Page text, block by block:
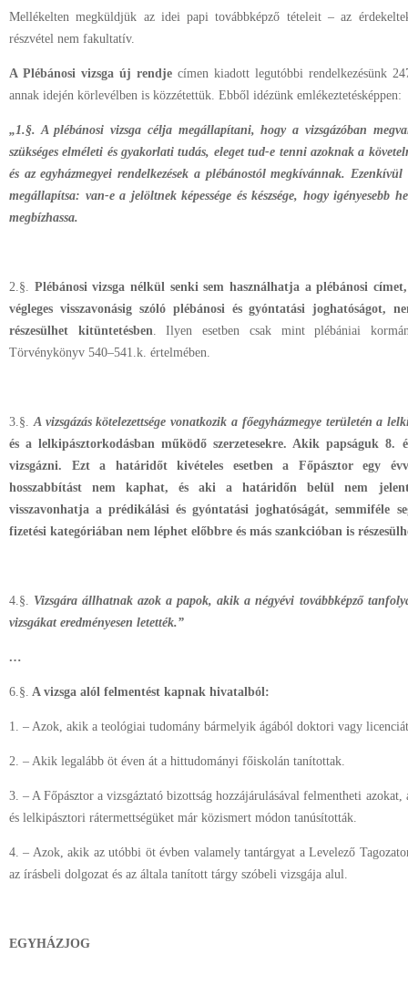
Mellékelten megküldjük az idei papi továbbképző tételeit – az
részvétel nem fakultatív.
A Plébánosi vizsga új rendjecímen kiadott legutóbbi rendelkezésünk
annak idején körlevélben is közzétettük. Ebből idézünk emlékeztetésképpen:
„1.§. A plébánosi vizsga célja megállapítani, hogy a vizsgázóban
szükséges elméleti és gyakorlati tudás, eleget tud-e tenni azoknak a
és az egyházmegyei rendelkezések a plébánostól megkívánnak.
megállapítsa: van-e a jelöltnek képessége és készsége, hogy igényesebb
megbízhassa.
2.§. Plébánosi vizsga nélkül senki sem használhatja a plébánosi
végleges visszavonásig szóló plébánosi és gyóntatási joghatóságot,
részesülhet kitüntetésben. Ilyen esetben csak mint plébániai
Törvénykönyv 540–541.k. értelmében.
3.§.A vizsgázás kötelezettsége vonatkozik a főegyházmegye területén a
és a lelkipásztorkodásban működő szerzetesekre. Akik papságuk 8.
vizsgázni. Ezt a határidőt kivételes esetben a Főpásztor egy
hosszabbítást nem kaphat, és aki a határidőn belül nem
visszavonhatja a prédikálási és gyóntatási joghatóságát, semmiféle
fizetési kategóriában nem léphet előbbre és más szankcióban is
4.§. Vizsgára állhatnak azok a papok, akik a négyévi továbbképző
vizsgákat eredményesen letették.”
…
6.§. A vizsga alól felmentést kapnak hivatalból:
1. – Azok, akik a teológiai tudomány bármelyik ágából doktori vagy
2. – Akik legalább öt éven át a hittudományi főiskolán tanítottak.
3. – A Főpásztor a vizsgáztató bizottság hozzájárulásával felmentheti
és lelkipásztori rátermettségüket már közismert módon tanúsították.
4. – Azok, akik az utóbbi öt évben valamely tantárgyat a Levelező
az írásbeli dolgozat és az általa tanított tárgy szóbeli vizsgája alul.
EGYHÁZJOG